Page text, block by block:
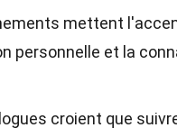
mettent
personnelle et la
croient que